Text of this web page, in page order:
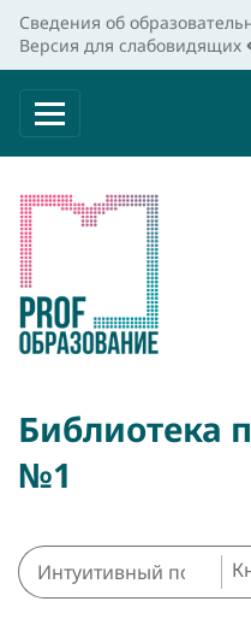
Сведения об
Версия для слабовидящих
Библиотека
№1